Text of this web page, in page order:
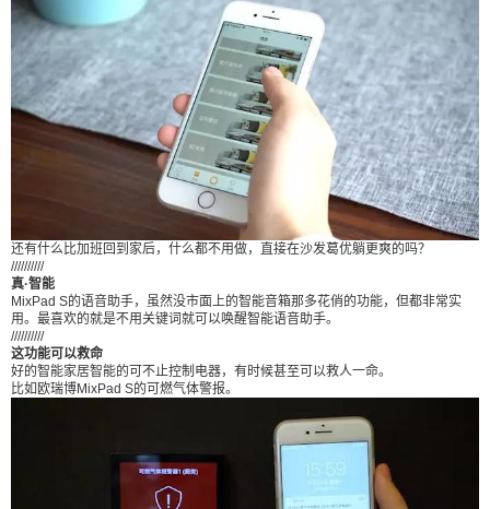
还有什么比加班回到家后，什么都不用做，直接在沙发葛优躺更爽的吗？
//////////
真·智能
MixPad S的语音助手，虽然没市面上的智能音箱那多花俏的功能，但都非常实
用。最喜欢的就是不用关键词就可以唤醒智能语音助手。
//////////
这功能可以救命
好的智能家居智能的可不止控制电器，有时候甚至可以救人一命。
比如欧瑞博MixPad S的可燃气体警报。
装而敲砖砸墙这么大费周章。 在安装时，没装MixP
ad S的房间，也可以选择隐藏式的灯控开关，直接
装在传统开关里面。 也就是说，安装了MixPad S及
其灯控开关，就对全屋的灯光进行了一次智能升
级。 简单粗暴，一下子把传统开关给干掉了。 除了
触屏面板+智能按键的MixPad S，还有MixPad Min
i、MixSwitch…… 像客厅、主卧这使用频率高的地
方就可以安装MixPad S，餐厅、客房这使用频率相
较小的可以用MixPad Mini。 而厕所、客房这些不
怎么用到屏幕的地方可以安装MixSwitch，欧瑞博想
的可谓非常全了。 最后总结，MixPad S不同于现在
市面上流行的智能家居产品。因为我们看到的智能
家居大多数都是一个一个单品卖，然后再把这些单
品凑起来，最后形成一套智能家居方案。这样一
来，价格贵就不说了，最重要的是复杂，搞到这里
放一个无线网关，那里加一块智能开关。 而欧瑞博
的MixPad S则更偏向一个集大成者，把一大堆杂七
杂八的智能家居配件都集合在一个面板里。 试想一
下，如果单独买这些智能开关、网关、智能音箱、
给Nancy打赏